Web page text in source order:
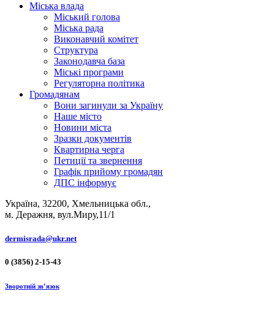
Міська влада
Міський голова
Міська рада
Виконавчий комітет
Структура
Законодавча база
Міські програми
Регуляторна політика
Громадянам
Вони загинули за Україну
Наше місто
Новини міста
Зразки документів
Квартирна черга
Петиції та звернення
Графік прийому громадян
ДПС інформує
Україна, 32200, Хмельницька обл.,
м. Деражня, вул.Миру,11/1
dermisrada@ukr.net
0 (3856) 2-15-43
Зворотній зв’язок